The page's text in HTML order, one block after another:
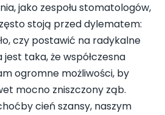
jako zespołu stomatologów,
stoją przed dylematem:
czy postawić na radykalne
taka, że współczesna
ogromne możliwości, by
mocno zniszczony ząb.
cień szansy, naszym